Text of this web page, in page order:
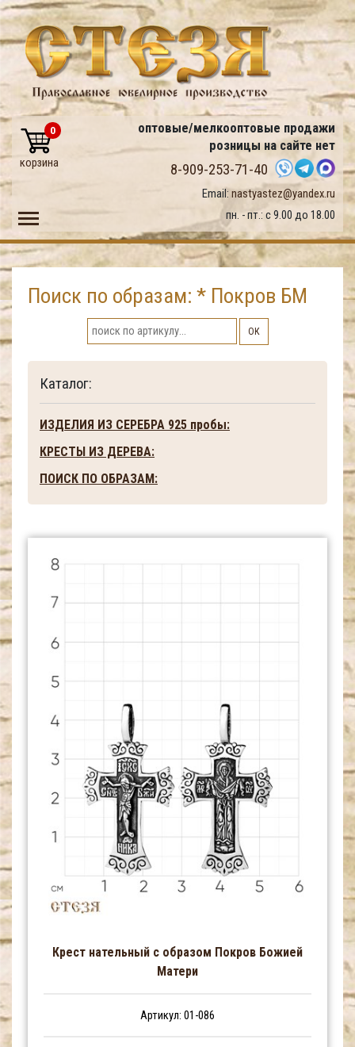
оптовые/мелкооптовые продажи
розницы на сайте нет
8-909-253-71-40
Email: nastyastez@yandex.ru
пн. - пт.: с 9.00 до 18.00
0
корзина
Toggle main menu visibility
Поиск по образам: * Покров БМ
ОК
Каталог:
ИЗДЕЛИЯ ИЗ СЕРЕБРА 925 пробы:
КРЕСТЫ ИЗ ДЕРЕВА:
ПОИСК ПО ОБРАЗАМ:
Крест нательный с образом Покров Божией
Матери
Артикул: 01-086